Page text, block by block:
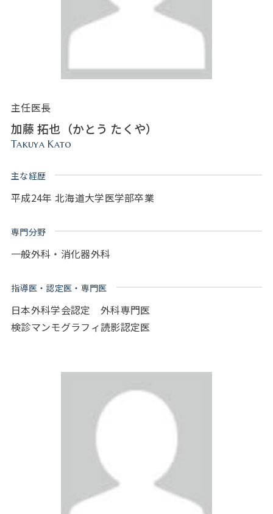
主任医長
加藤 拓也（かとう たくや）
Takuya Kato
主な経歴
平成24年 北海道大学医学部卒業
専門分野
一般外科・消化器外科
指導医・認定医・専門医
日本外科学会認定 外科専門医
検診マンモグラフィ読影認定医